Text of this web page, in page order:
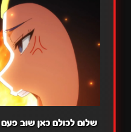
שלום לכולם כאן שוב